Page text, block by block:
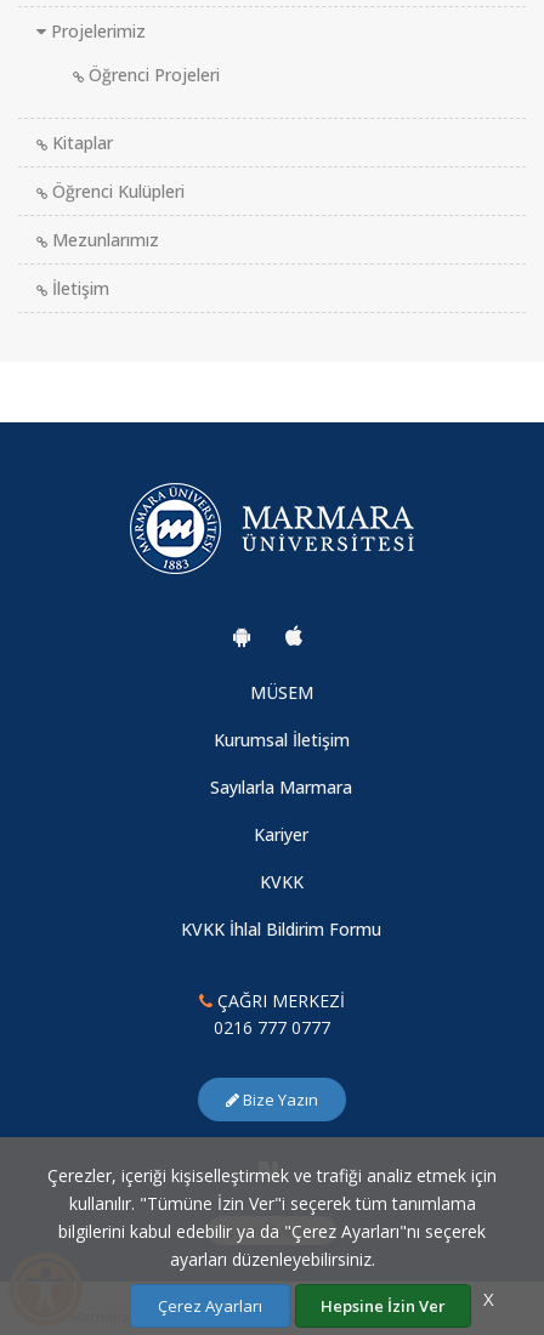
Projelerimiz
Öğrenci Projeleri
Kitaplar
Öğrenci Kulüpleri
Mezunlarımız
İletişim
MÜSEM
Kurumsal İletişim
Sayılarla Marmara
Kariyer
KVKK
KVKK İhlal Bildirim Formu
ÇAĞRI MERKEZİ
0216 777 0777
Bize Yazın
Çerez Ayarları
Marmara Üniversitesi Bilgi İşlem Daire Başkanlığı © 2007 - 2026
Çerezler, içeriği kişiselleştirmek ve trafiği analiz etmek için
kullanılır. "Tümüne İzin Ver"i seçerek tüm tanımlama
bilgilerini kabul edebilir ya da "Çerez Ayarları"nı seçerek
ayarları düzenleyebilirsiniz.
Çerez Ayarları Hepsine İzin Ver X